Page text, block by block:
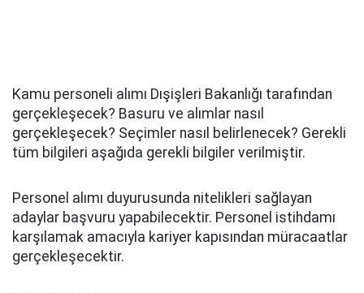
Kamu personeli alımı Dışişleri Bakanlığı tarafından
gerçekleşecek? Basuru ve alımlar nasıl
gerçekleşecek? Seçimler nasıl belirlenecek? Gerekli
tüm bilgileri aşağıda gerekli bilgiler verilmiştir.
Personel alımı duyurusunda nitelikleri sağlayan
adaylar başvuru yapabilecektir. Personel istihdamı
karşılamak amacıyla kariyer kapısından müracaatlar
gerçekleşecektir.